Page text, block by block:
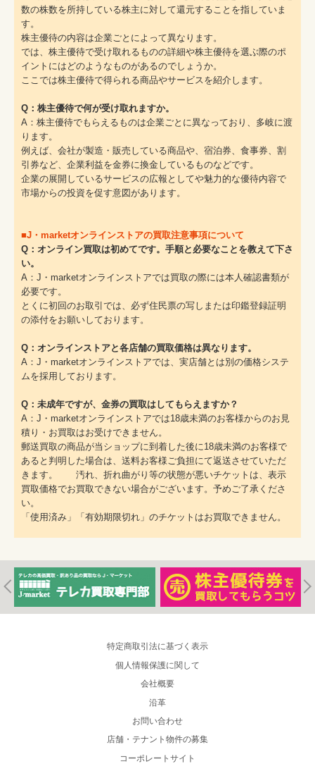
数の株数を所持している株主に対して還元することを指していま
す。
株主優待の内容は企業ごとによって異なります。
では、株主優待で受け取れるものの詳細や株主優待を選ぶ際のポ
イントにはどのようなものがあるのでしょうか。
ここでは株主優待で得られる商品やサービスを紹介します。
Q：株主優待で何が受け取れますか。
A：株主優待でもらえるものは企業ごとに異なっており、多岐に渡
ります。
例えば、会社が製造・販売している商品や、宿泊券、食事券、割
引券など、企業利益を金券に換金しているものなどです。
企業の展開しているサービスの広報としてや魅力的な優待内容で
市場からの投資を促す意図があります。
■J・marketオンラインストアの買取注意事項について
Q：オンライン買取は初めてです。手順と必要なことを教えて下さ
い。
A：J・marketオンラインストアでは買取の際には本人確認書類が
必要です。
とくに初回のお取引では、必ず住民票の写しまたは印鑑登録証明
の添付をお願いしております。
Q：オンラインストアと各店舗の買取価格は異なります。
A：J・marketオンラインストアでは、実店舗とは別の価格システ
ムを採用しております。
Q：未成年ですが、金券の買取はしてもらえますか？
A：J・marketオンラインストアでは18歳未満のお客様からのお見
積り・お買取はお受けできません。
郵送買取の商品が当ショップに到着した後に18歳未満のお客様で
あると判明した場合は、送料お客様ご負担にて返送させていただ
きます。 汚れ、折れ曲がり等の状態が悪いチケットは、表示
買取価格でお買取できない場合がございます。予めご了承くださ
い。
「使用済み」「有効期限切れ」のチケットはお買取できません。
特定商取引法に基づく表示
個人情報保護に関して
会社概要
沿革
お問い合わせ
店舗・テナント物件の募集
コーポレートサイト